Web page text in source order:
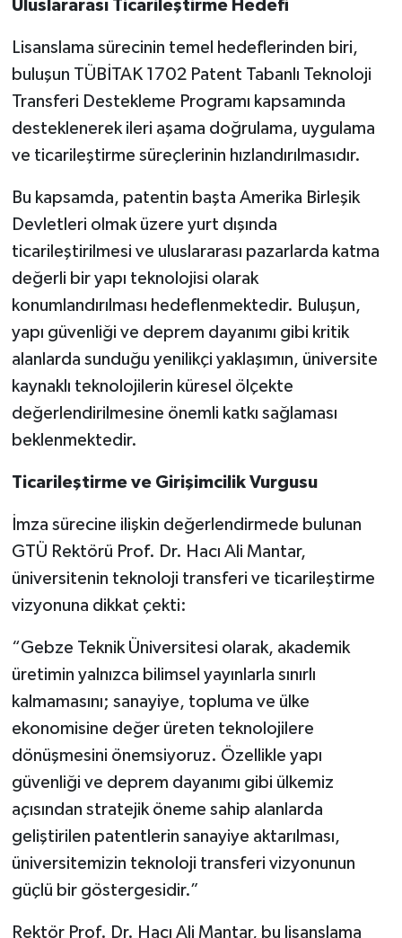
Uluslararası Ticarileştirme Hedefi
Lisanslama sürecinin temel hedeflerinden biri,
buluşun TÜBİTAK 1702 Patent Tabanlı Teknoloji
Transferi Destekleme Programı kapsamında
desteklenerek ileri aşama doğrulama, uygulama
ve ticarileştirme süreçlerinin hızlandırılmasıdır.
Bu kapsamda, patentin başta Amerika Birleşik
Devletleri olmak üzere yurt dışında
ticarileştirilmesi ve uluslararası pazarlarda katma
değerli bir yapı teknolojisi olarak
konumlandırılması hedeflenmektedir. Buluşun,
yapı güvenliği ve deprem dayanımı gibi kritik
alanlarda sunduğu yenilikçi yaklaşımın, üniversite
kaynaklı teknolojilerin küresel ölçekte
değerlendirilmesine önemli katkı sağlaması
beklenmektedir.
Ticarileştirme ve Girişimcilik Vurgusu
İmza sürecine ilişkin değerlendirmede bulunan
GTÜ Rektörü Prof. Dr. Hacı Ali Mantar,
üniversitenin teknoloji transferi ve ticarileştirme
vizyonuna dikkat çekti:
“Gebze Teknik Üniversitesi olarak, akademik
üretimin yalnızca bilimsel yayınlarla sınırlı
kalmamasını; sanayiye, topluma ve ülke
ekonomisine değer üreten teknolojilere
dönüşmesini önemsiyoruz. Özellikle yapı
güvenliği ve deprem dayanımı gibi ülkemiz
açısından stratejik öneme sahip alanlarda
geliştirilen patentlerin sanayiye aktarılması,
üniversitemizin teknoloji transferi vizyonunun
güçlü bir göstergesidir.”
Rektör Prof. Dr. Hacı Ali Mantar, bu lisanslama